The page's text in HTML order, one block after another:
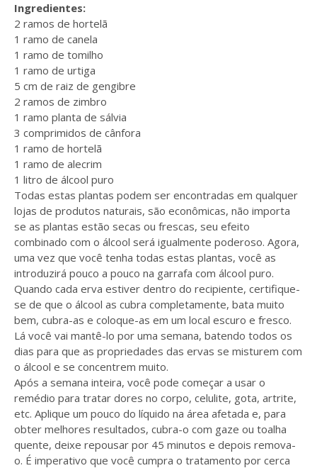
Ingredientes:
2 ramos de hortelã
1 ramo de canela
1 ramo de tomilho
1 ramo de urtiga
5 cm de raiz de gengibre
2 ramos de zimbro
1 ramo planta de sálvia
3 comprimidos de cânfora
1 ramo de hortelã
1 ramo de alecrim
1 litro de álcool puro
Todas estas plantas podem ser encontradas em qualquer
lojas de produtos naturais, são econômicas, não importa
se as plantas estão secas ou frescas, seu efeito
combinado com o álcool será igualmente poderoso. Agora,
uma vez que você tenha todas estas plantas, você as
introduzirá pouco a pouco na garrafa com álcool puro.
Quando cada erva estiver dentro do recipiente, certifique-
se de que o álcool as cubra completamente, bata muito
bem, cubra-as e coloque-as em um local escuro e fresco.
Lá você vai mantê-lo por uma semana, batendo todos os
dias para que as propriedades das ervas se misturem com
o álcool e se concentrem muito.
Após a semana inteira, você pode começar a usar o
remédio para tratar dores no corpo, celulite, gota, artrite,
etc. Aplique um pouco do líquido na área afetada e, para
obter melhores resultados, cubra-o com gaze ou toalha
quente, deixe repousar por 45 minutos e depois remova-
o. É imperativo que você cumpra o tratamento por cerca